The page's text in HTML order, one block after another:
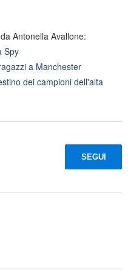
Antonella Avallone:
Spy
a Manchester
dei campioni dell'alta
SEGUI